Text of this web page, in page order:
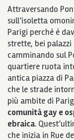
Attraversando
sull’isoletta
Parigi perchè è
strette, bei
camminando sul
quartiere ruota
antica piazza di
che le strade
più ambite di
comunità gay e
ebraica.
che inizia in Rue